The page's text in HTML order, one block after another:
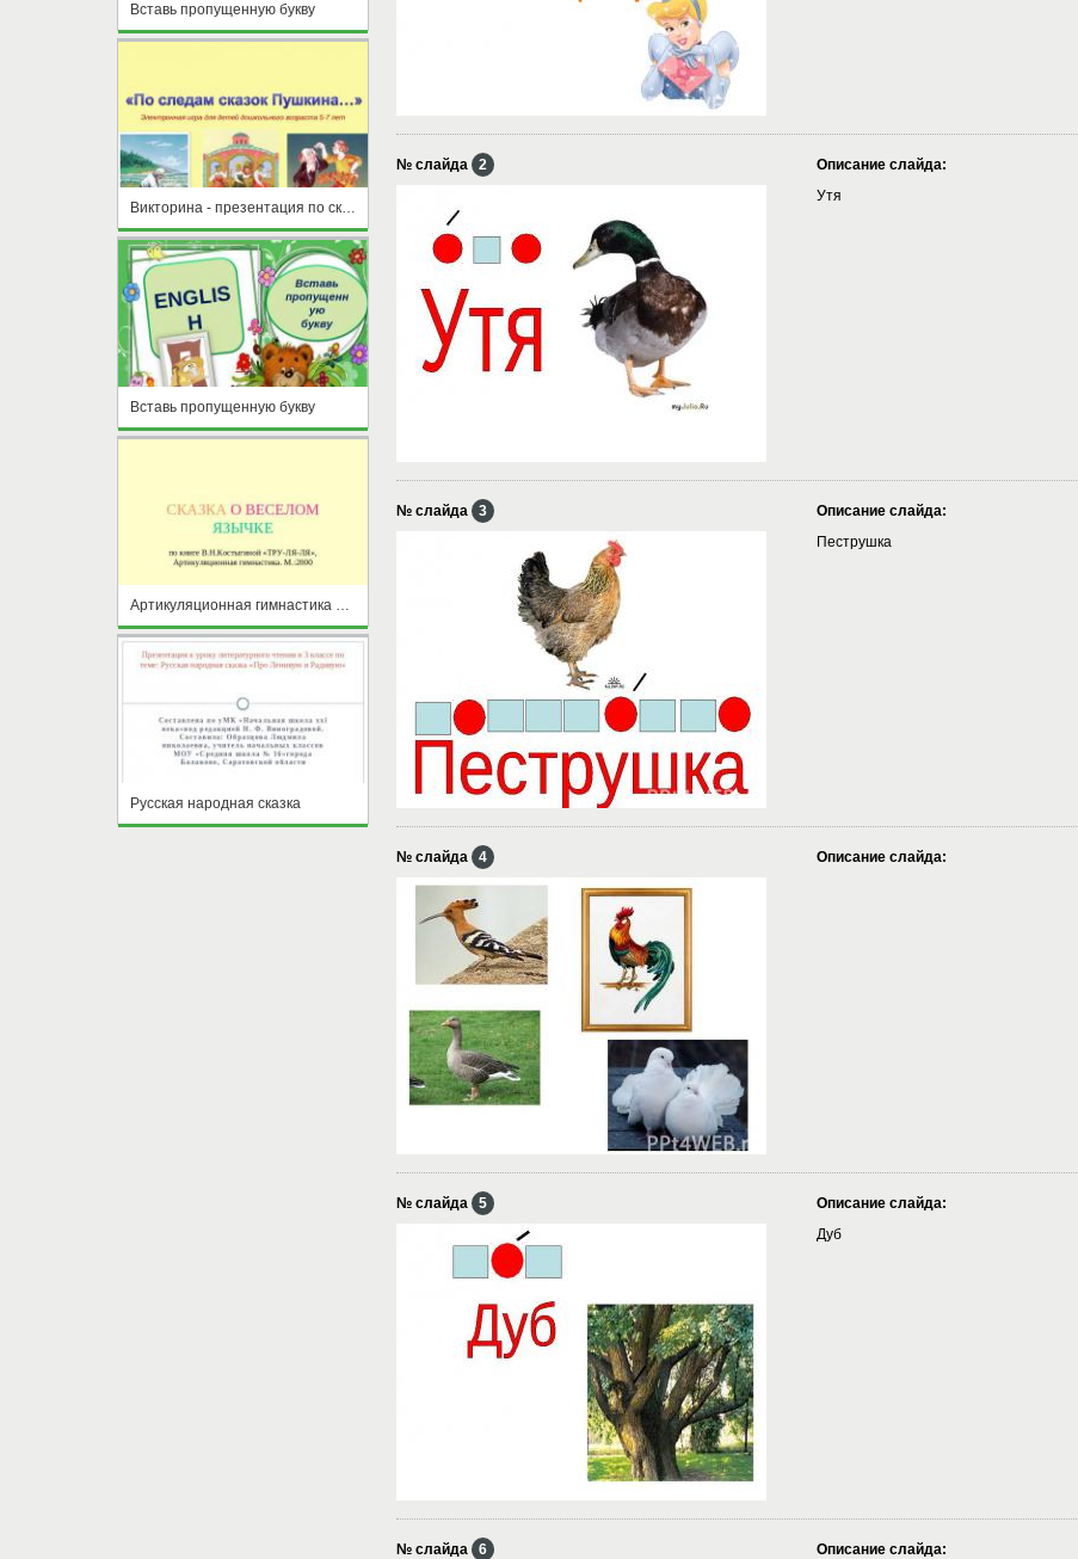
Вставь пропущенную букву
Викторина - презентация по сказкам А.С.Пушкина
Вставь пропущенную букву
Артикуляционная гимнастика Сказка о весёлом язычке
Русская народная сказка
№ слайда 2
Описание слайда:
Утя
№ слайда 3
Описание слайда:
Пеструшка
№ слайда 4 Описание слайда:
№ слайда 5
Описание слайда:
Дуб
№ слайда 6
Описание слайда: